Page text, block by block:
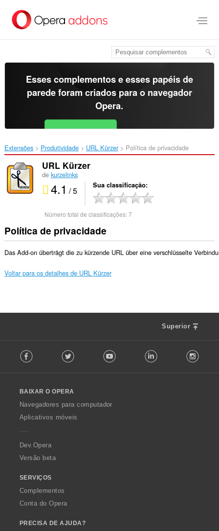
para
Esses complementos e esses papéis de
parede foram criados para o navegador
Opera.
Baixar o Opera Free for Android
Extensões Produtividade URL Kürzer‎ Política de privacidade
URL Kürzer
de kurzelinks
4.1 / 5 Sua classificação
Número total de classificações:7
Política de privacidade
Das Add-on überträgt die zu kürzende URL über eine verschlüsselte
Voltar para os detalhes de URL Kürzer
Superior
o
w
O
p
a
Facebook Twitter Youtube LinkedIn
BAIXAR O OPERA
Navegadores para computador
Aplicativos móveis
Dev.Opera
Versão beta
SERVIÇOS
Complementos
Conta do Opera
PRECISA DE AJUDA?